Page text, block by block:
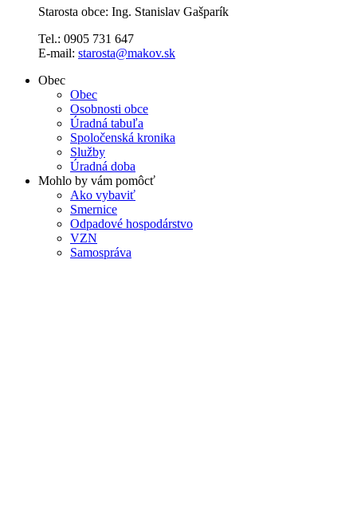
Starosta obce: Ing. Stanislav Gašparík
Tel.: 0905 731 647
E-mail: starosta@makov.sk
Obec
Obec
Osobnosti obce
Úradná tabuľa
Spoločenská kronika
Služby
Úradná doba
Mohlo by vám pomôcť
Ako vybaviť
Smernice
Odpadové hospodárstvo
VZN
Samospráva